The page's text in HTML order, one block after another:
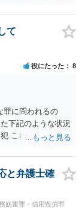
て
役にたった 8
罪に問われるの
下記のような状況
これは刑が軽く
から、大きな事情
、 実際に犯行が行
かったということ
、そこは関係な
の対応はなかった
と弁護士確
妨害罪・信用毀損罪